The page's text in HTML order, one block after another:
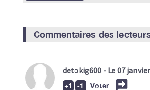
Commentaires des lecteurs
detokig600 - Le 07
Voter